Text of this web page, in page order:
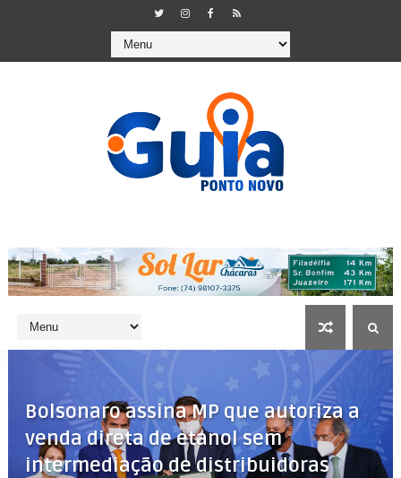
Bolsonaro assina MP que autoriza a
venda direta de etanol sem
intermediação de distribuidoras